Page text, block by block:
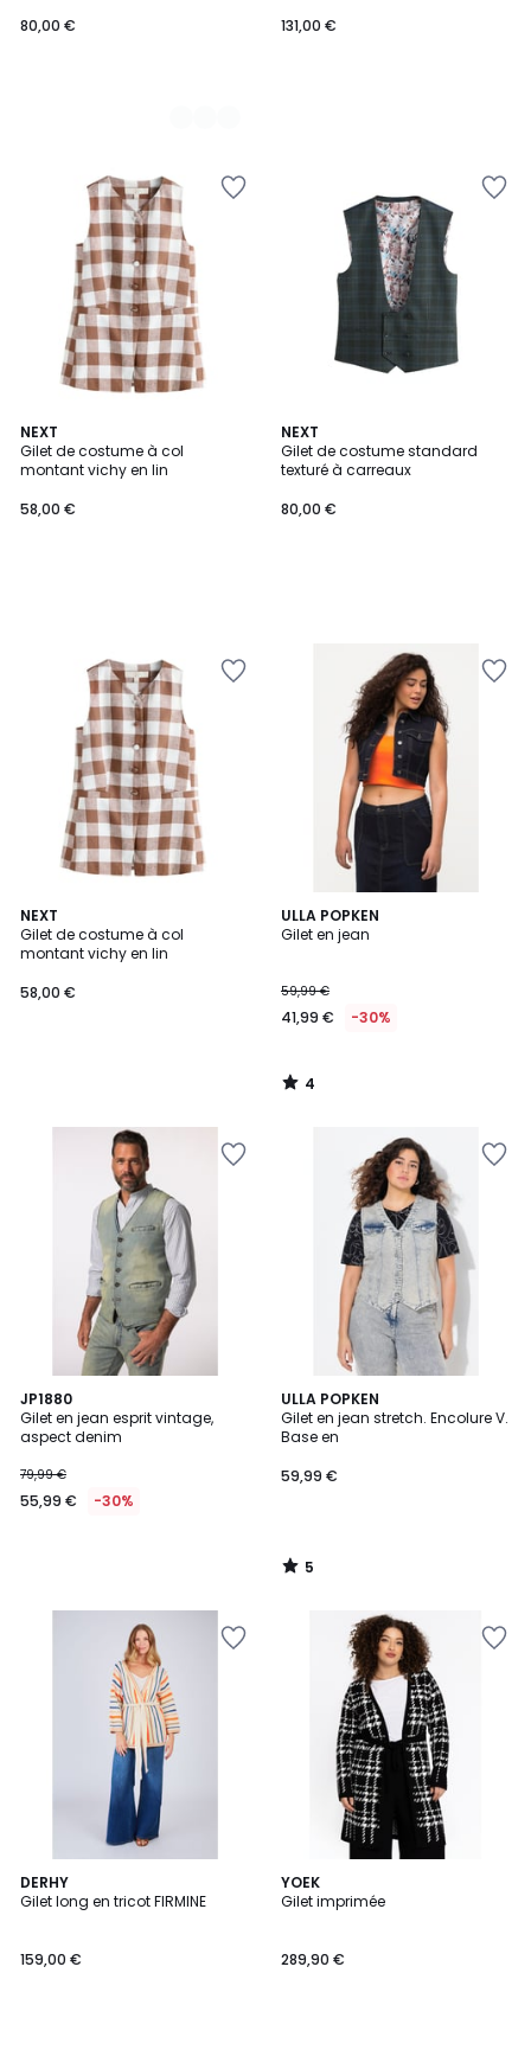
80,00 €
131,00 €
NEXT
Gilet de costume à col
montant vichy en lin
58,00 €
NEXT
Gilet de costume standard
texturé à carreaux
80,00 €
NEXT
Gilet de costume à col
montant vichy en lin
58,00 €
ULLA POPKEN
Gilet en jean
59,99 €
41,99 € -30%
4
/
4
/
JP1880
Gilet en jean esprit vintage,
aspect denim
79,99 €
55,99 € -30%
ULLA POPKEN
Gilet en jean stretch. Encolure V.
Base en
59,99 €
5
/
5
5
/
DERHY
Gilet long en tricot FIRMINE
159,00 €
YOEK
Gilet imprimée
289,90 €